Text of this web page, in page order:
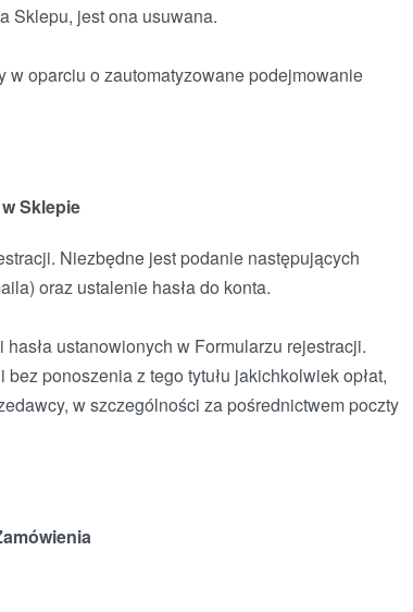
Sklepu, jest ona usuwana.
w oparciu o zautomatyzowane podejmowanie
Sklepie
Niezbędne jest podanie następujących
oraz ustalenie hasła do konta.
ustanowionych w Formularzu rejestracji.
ponoszenia z tego tytułu jakichkolwiek opłat,
w szczególności za pośrednictwem poczty